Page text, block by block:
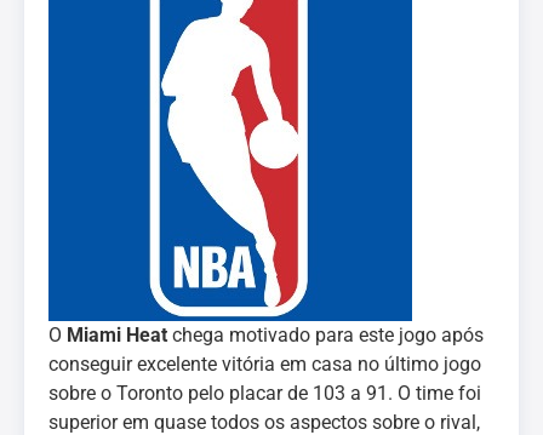
O Miami Heat chega motivado para este jogo após
conseguir excelente vitória em casa no último jogo
sobre o Toronto pelo placar de 103 a 91. O time foi
superior em quase todos os aspectos sobre o rival,